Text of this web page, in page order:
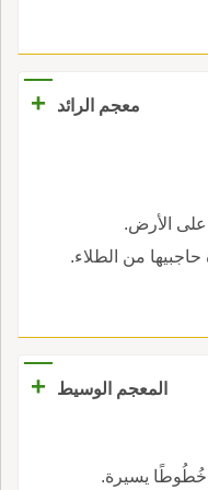
معجم الرائد
+
الأرض.
من الطلاء.
المعجم الوسيط +
خُطُوطًا يسيرة.